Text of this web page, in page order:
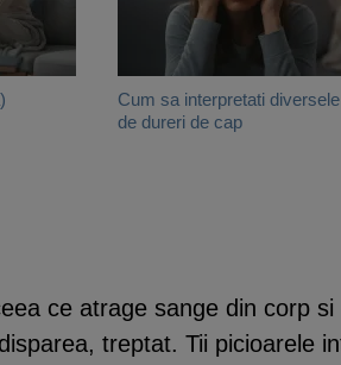
Cum sa interpretati
de dureri de cap
ce atrage sange din corp
treptat. Tii picioarele